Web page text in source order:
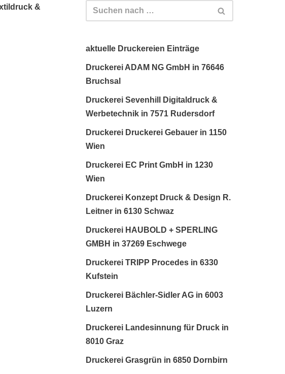
&
aktuelle Druckereien Einträge
Druckerei ADAM NG GmbH in 76646
Bruchsal
Druckerei Sevenhill Digitaldruck &
Werbetechnik in 7571 Rudersdorf
Druckerei Druckerei Gebauer in 1150
Wien
Druckerei EC Print GmbH in 1230
Wien
Druckerei Konzept Druck & Design R.
Leitner in 6130 Schwaz
Druckerei HAUBOLD + SPERLING
GMBH in 37269 Eschwege
Druckerei TRIPP Procedes in 6330
Kufstein
Druckerei Bächler-Sidler AG in 6003
Luzern
Druckerei Landesinnung für Druck in
8010 Graz
Druckerei Grasgrün in 6850 Dornbirn